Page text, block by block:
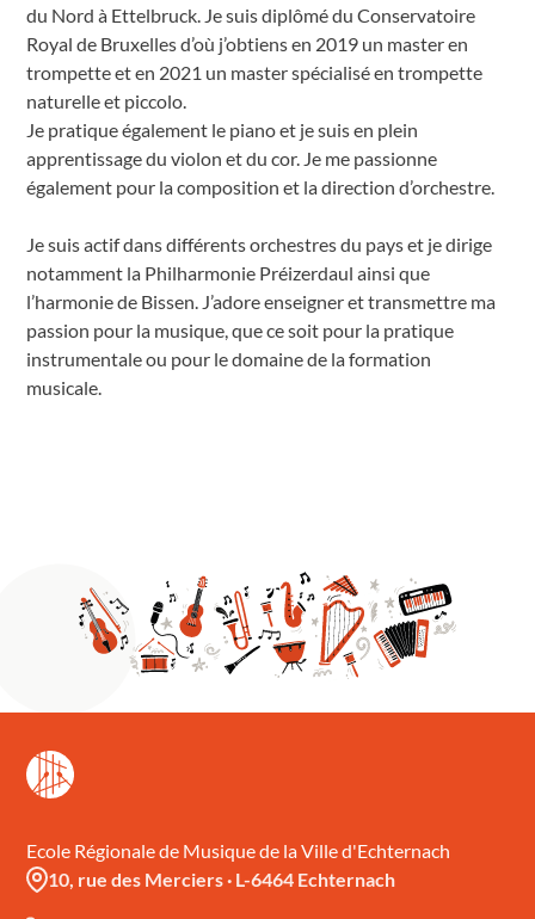
du Nord à Ettelbruck. Je suis diplômé du Conservatoire
Royal de Bruxelles d’où j’obtiens en 2019 un master en
trompette et en 2021 un master spécialisé en trompette
naturelle et piccolo.
Je pratique également le piano et je suis en plein
apprentissage du violon et du cor. Je me passionne
également pour la composition et la direction d’orchestre.
Je suis actif dans différents orchestres du pays et je dirige
notamment la Philharmonie Préizerdaul ainsi que
l’harmonie de Bissen. J’adore enseigner et transmettre ma
passion pour la musique, que ce soit pour la pratique
instrumentale ou pour le domaine de la formation
musicale.
Ecole Régionale de Musique de la Ville d'Echternach
10, rue des Merciers· L-6464 Echternach